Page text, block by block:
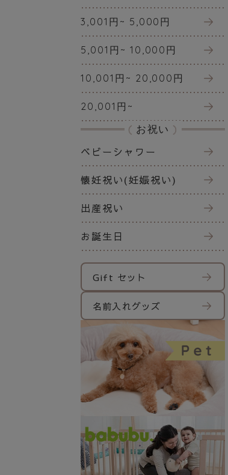
3,001円~ 5,000円
5,001円~ 10,000円
10,001円~ 20,000円
20,001円~
お祝い
ベビーシャワー
懐妊祝い(妊娠祝い)
出産祝い
お誕生日
Gift セット
名前入れグッズ